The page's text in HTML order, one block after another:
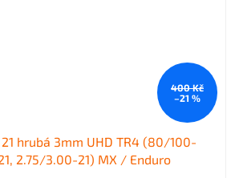
400 Kč
–21 %
hrubá 3mm UHD TR4 (80/100-
2.75/3.00-21) MX / Enduro